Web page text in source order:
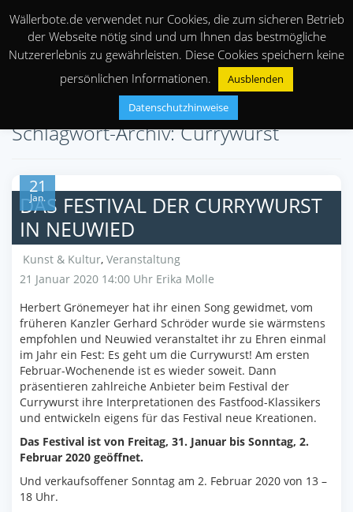
Schlagwort-Archiv: Currywurst
21
Jan.
DAS FESTIVAL DER CURRYWURST
IN NEUWIED
Kunst & Kultur, Veranstaltung
21 Januar 2020 14:00 Uhr Erika Molle
Herbert Grönemeyer hat ihr einen Song gewidmet, vom
früheren Kanzler Gerhard Schröder wurde sie wärmstens
empfohlen und Neuwied veranstaltet ihr zu Ehren einmal
im Jahr ein Fest: Es geht um die Currywurst! Am ersten
Februar-Wochenende ist es wieder soweit. Dann
präsentieren zahlreiche Anbieter beim Festival der
Currywurst ihre Interpretationen des Fastfood-Klassikers
und entwickeln eigens für das Festival neue Kreationen.
Das Festival ist von Freitag, 31. Januar bis Sonntag, 2.
Februar 2020 geöffnet.
Und verkaufsoffener Sonntag am 2. Februar 2020 von 13 –
18 Uhr.
Wällerbote.de verwendet nur Cookies, die zum sicheren Betrieb
der Webseite nötig sind und um Ihnen das bestmögliche
Nutzererlebnis zu gewährleisten. Diese Cookies speichern keine
persönlichen Informationen.
Ausblenden
Datenschutzhinweise